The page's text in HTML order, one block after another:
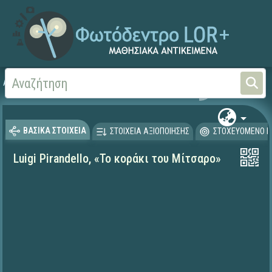
Αρχική Γλώσσα και Λογοτεχνία
ΒΑΣΙΚΑ ΣΤΟΙΧΕΙΑ ΣΤΟΙΧΕΙΑ ΑΞΙΟΠΟΙΗΣΗΣ ΣΤΟΧΕΥΟΜΕΝΟ
Luigi Pirandello, «Το κοράκι του Μίτσαρο»